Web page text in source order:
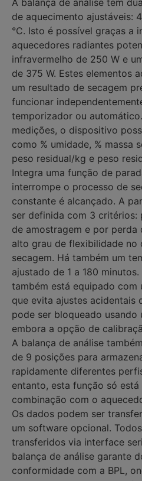
de aquecimento ajustáveis:
°C. Isto é possível graças a
aquecedores radiantes
infravermelho de 250 W e
de 375 W. Estes elementos
um resultado de secagem
funcionar
temporizador ou
medições, o dispositivo
como % umidade, % massa
peso residual/kg e peso
Integra uma função de
interrompe o processo de
constante é alcançado. A
ser definida com 3
de amostragem e por perda
alto grau de flexibilidade
secagem. Há também um
ajustado de 1 a 180
também está equipado com
que evita ajustes acidentais
pode ser bloqueado usando
embora a opção de
A balança de análise
de 9 posições para
rapidamente diferentes
entanto, esta função só
combinação com o
Os dados podem ser
um software opcional.
transferidos via interface
balança de análise garante
conformidade com a BPL,